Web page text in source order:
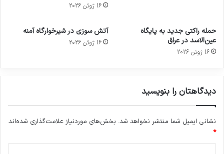
16 ژوئن 2026
حمله راکتی جدید به پایگاه
عین‌الاسد در عراق
16 ژوئن 2026
آتش سوزی در شیرخوارگاه آمنه
16 ژوئن 2026
دیدگاهتان را بنویسید
نشانی ایمیل شما منتشر نخواهد شد. بخش‌های موردنیاز علامت‌گذاری شده‌اند
*